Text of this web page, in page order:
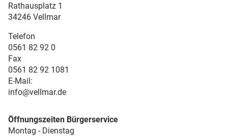
Rathausplatz 1
34246 Vellmar
Telefon
0561 82 92 0
Fax
0561 82 92 1081
E-Mail:
info@vellmar.de
Öffnungszeiten Bürgerservice
Montag - Dienstag